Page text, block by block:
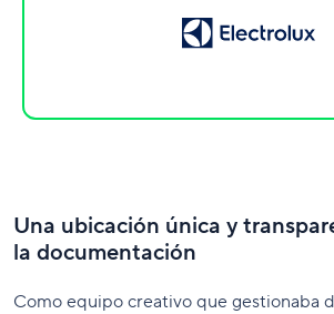
Una ubicación única y
la documentación
Como equipo creativo que gestionaba